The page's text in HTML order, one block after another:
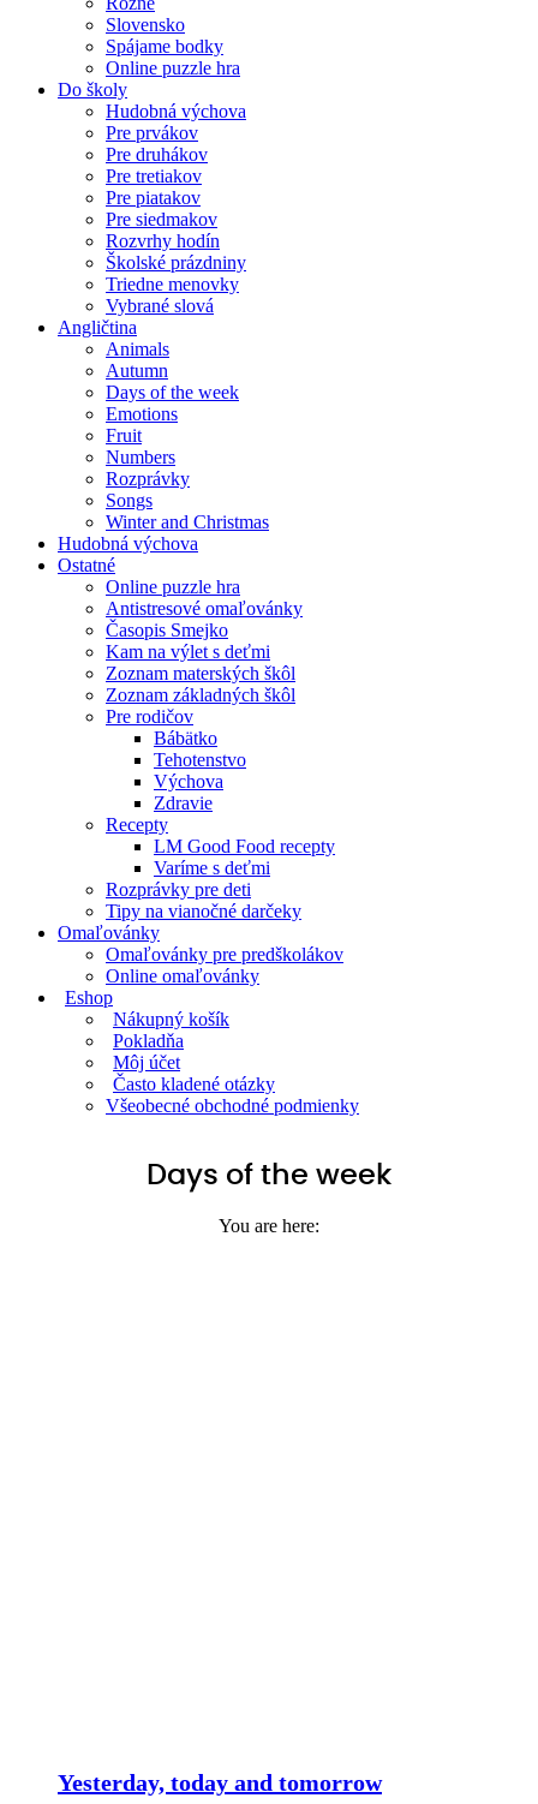
Slovensko
Spájame bodky
Online puzzle hra
Do školy
Hudobná výchova
Pre prvákov
Pre druhákov
Pre tretiakov
Pre piatakov
Pre siedmakov
Rozvrhy hodín
Školské prázdniny
Triedne menovky
Vybrané slová
Angličtina
Animals
Autumn
Days of the week
Emotions
Fruit
Numbers
Rozprávky
Songs
Winter and Christmas
Hudobná výchova
Ostatné
Online puzzle hra
Antistresové omaľovánky
Časopis Smejko
Kam na výlet s deťmi
Zoznam materských škôl
Zoznam základných škôl
Pre rodičov
Bábätko
Tehotenstvo
Výchova
Zdravie
Recepty
LM Good Food recepty
Varíme s deťmi
Rozprávky pre deti
Tipy na vianočné darčeky
Omaľovánky
Omaľovánky pre predškolákov
Online omaľovánky
Eshop
Nákupný košík
Pokladňa
Môj účet
Často kladené otázky
Všeobecné obchodné podmienky
Days of the week
You are here:
Yesterday, today and tomorrow